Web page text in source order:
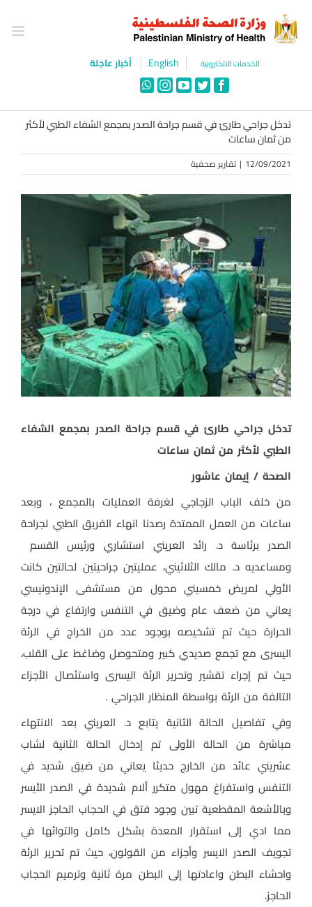
content
الخدمات الالكترونية English أخبار عاجلة
Facebook
Twitter
YouTube
Instagram
WhatsApp
تدخل جراحي طارئ في قسم جراحة الصدر بمجمع الشفاء الطبي لأكثر
من ثمان ساعات
12/09/2021
| تقارير صحفية
تدخل جراحي طارئ في قسم جراحة الصدر بمجمع الشفاء
الطبي لأكثر من ثمان ساعات
الصحة / إيمان عاشور
من خلف الباب الزجاجي لغرفة العمليات بالمجمع ، وبعد
ساعات من العمل الممتدة رصدنا انهاء الفريق الطبي لجراحة
الصدر برئاسة د. رائد العريني استشاري ورئيس القسم
ومساعديه د. مالك الثلاثيني، عمليتين جراحيتين لحالتين كانت
الأولي لمريض خمسيني محول من مستشفى الإندونيسي
يعاني من ضعف عام وضيق في التنفس وارتفاع في درجة
الحرارة حيث تم تشخيصه بوجود عدد من الخراج في الرئة
اليسرى مع تجمع صديدي كبير ومتحوصل وضاغط على القلب،
حيث تم إجراء تقشير وتحرير الرئة اليسرى واستئصال الأجزاء
التالفة من الرئة بواسطة المنظار الجراحي .
وفي تفاصيل الحالة الثانية يتابع د. العريني بعد الانتهاء
مباشرة من الحالة الأولى تم إدخال الحالة الثانية لشاب
عشريني عائد من الخارج حديثا يعاني من ضيق شديد في
التنفس واستفراغ مهول متكرر ألام شديدة في الصدر الأيسر
وبالأشعة المقطعية تبين وجود فتق في الحجاب الحاجز الايسر
مما ادي إلى استقرار المعدة بشكل كامل والتوائها في
تجويف الصدر الايسر وأجزاء من القولون، حيث تم تحرير الرئة
واحشاء البطن واعادتها إلى البطن مرة ثانية وترميم الحجاب
الحاجز.